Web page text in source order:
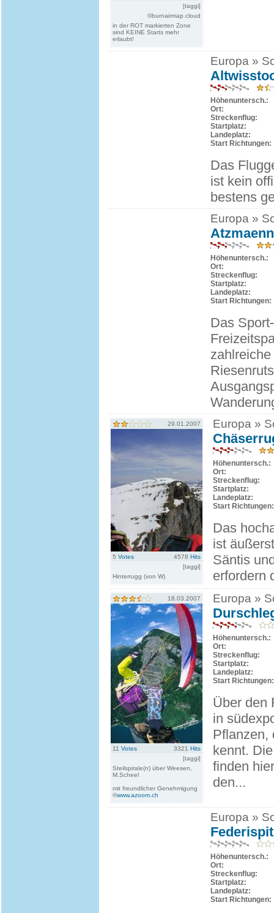
[taggi]
©burnairmap.cloud
in der ROT markierten Zone
sind KEINE Starts mehr
erlaubt!
Europa »
Höhenuntersch.:
Ort:
Streckenflug:
Startplatz:
Landeplatz:
Start Richtungen:
Das
ist kein
bestens
Europa »
Höhenuntersch.:
Ort:
Streckenflug:
Startplatz:
Landeplatz:
Start Richtungen:
Das
29.01.2007
5 Votes 4578 Hits
[taggi]
Hinterrugg (von W)
Europa »
Höhenuntersch.:
Ort:
Streckenflug:
Startplatz:
Landeplatz:
Start Richtungen:
Das
ist
Säntis
erfordern
18.03.2007
11 Votes 3321 Hits
[taggi]
Steilspirale(n) über Weesen,
M.Scheel
mit freundlicher Genehmigung
©www.azoom.ch
Europa »
Höhenuntersch.:
Ort:
Streckenflug:
Startplatz:
Landeplatz:
Start Richtungen:
Über den
in
Pflanzen,
kennt.
finden
den...
Europa »
Höhenuntersch.:
Ort:
Streckenflug:
Startplatz:
Landeplatz:
Start Richtungen: